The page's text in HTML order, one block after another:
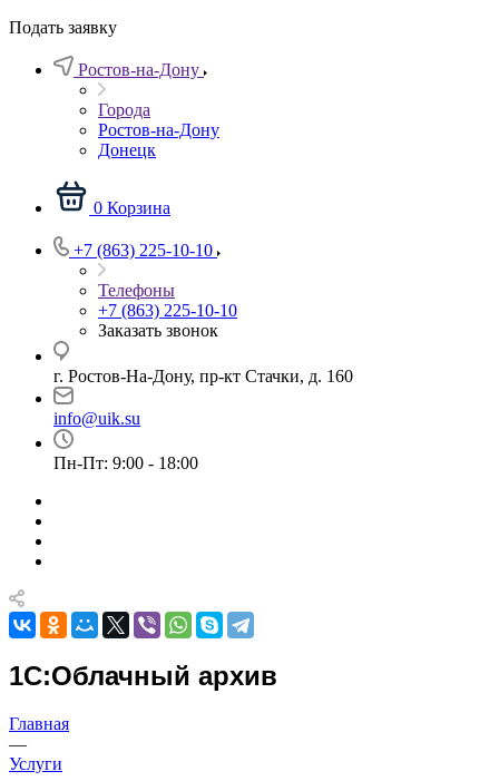
Подать заявку
Ростов-на-Дону
Города
Ростов-на-Дону
Донецк
0 Корзина
+7 (863) 225-10-10
Телефоны
+7 (863) 225-10-10
Заказать звонок
г. Ростов-На-Дону, пр-кт Стачки, д. 160
info@uik.su
Пн-Пт: 9:00 - 18:00
1С:Облачный архив
Главная
—
Услуги